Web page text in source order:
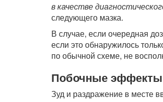
в качестве
следующего мазка.
В случае, если очередная
если это обнаружилось
по обычной схеме, не
Побочные
Зуд и раздражение в месте